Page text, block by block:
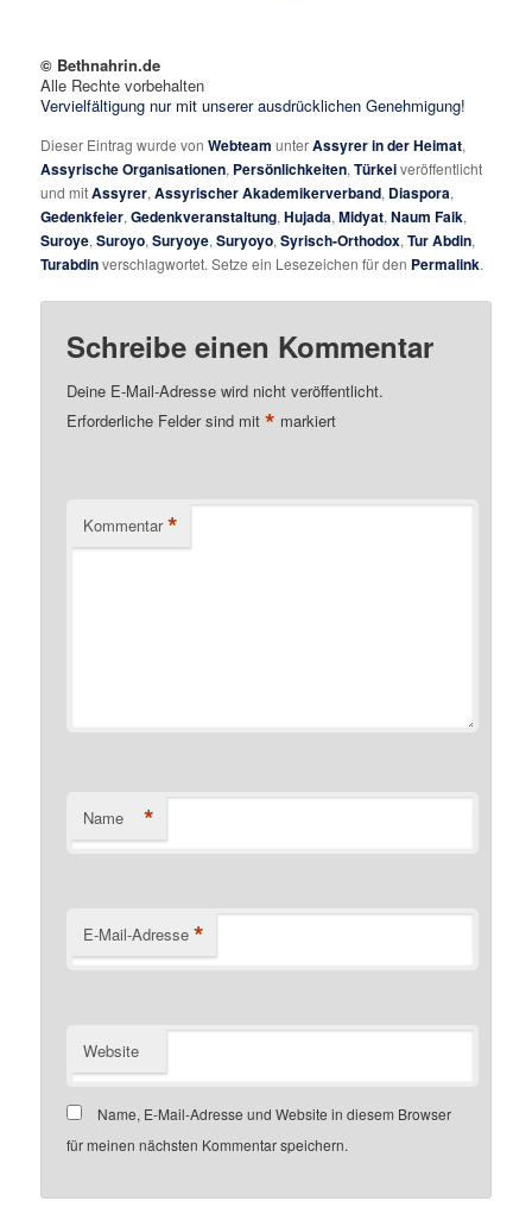
© Bethnahrin.de
Alle Rechte vorbehalten
Vervielfältigung nur mit unserer ausdrücklichen Genehmigung!
Dieser Eintrag wurde vonWebteam unterAssyrer in der Heimat,
Assyrische Organisationen, Persönlichkeiten,Türkeiveröffentlicht
und mitAssyrer,Assyrischer Akademikerverband, Diaspora,
Gedenkfeier,Gedenkveranstaltung,Hujada,Midyat,Naum Faik,
Suroye,Suroyo,Suryoye,Suryoyo,Syrisch-Orthodox,Tur Abdin,
Turabdinverschlagwortet. Setze ein Lesezeichen für den Permalink.
Schreibe einen Kommentar
Deine E-Mail-Adresse wird nicht veröffentlicht.
Erforderliche Felder sind mit* markiert
Kommentar *
Name *
E-Mail-Adresse *
Website
Name, E-Mail-Adresse und Website in diesem Browser
für meinen nächsten Kommentar speichern.